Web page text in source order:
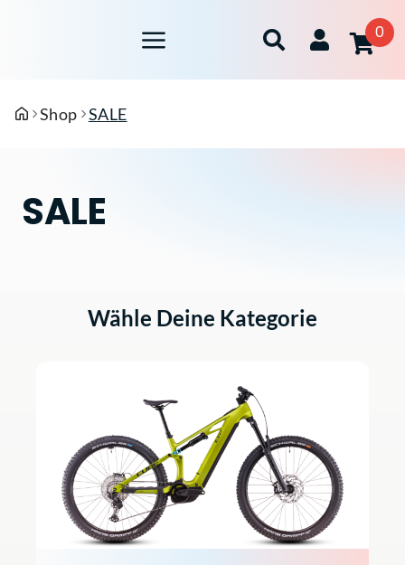
0
Shop SALE
SALE
Wähle Deine Kategorie